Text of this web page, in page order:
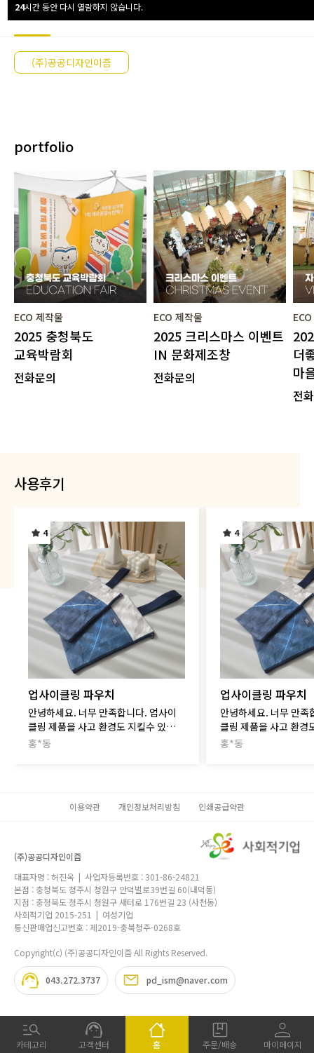
24시간 동안 다시 열람하지 않습니다.
회사소개 공공디자인 브랜딩
(주)공공디자인이즘
portfolio
ECO 제작물
2025 충청북도
교육박람회
전화문의
ECO 제작물
2025 크리스마스 이벤트
IN 문화제조창
전화문의
더
마
전
사용후기
4
업사이클링 파우치
안녕하세요. 너무 만족합니다. 업사이
클링 제품을 사고 환경도 지킬수 있으니
뿌듯하고 기분이 좋네요.
홍*동
4
업사이클링 파우치
안녕하세요. 너무 만족
클링 제품을 사고 환경
뿌듯하고 기분이 좋네
홍*동
이용약관 개인정보처리방침 인쇄공급약관
(주)공공디자인이즘
대표자명 : 허진옥 | 사업자등록번호 : 301-86-24821
본점 : 충청북도 청주시 청원구 안덕벌로39번길 60(내덕동)
지점 : 충청북도 청주시 청원구 새터로 176번길 23 (사천동)
사회적기업 2015-251 | 여성기업
통신판매업신고번호 : 제2019-충북청주-0268호
Copyright(c) (주)공공디자인이즘 All Rights Reserved.
043.272.3737 pd_ism@naver.com
카테고리 고객센터 홈 주문/배송 마이페이지